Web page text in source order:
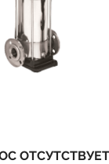
ОТСУТСТВУЕТ